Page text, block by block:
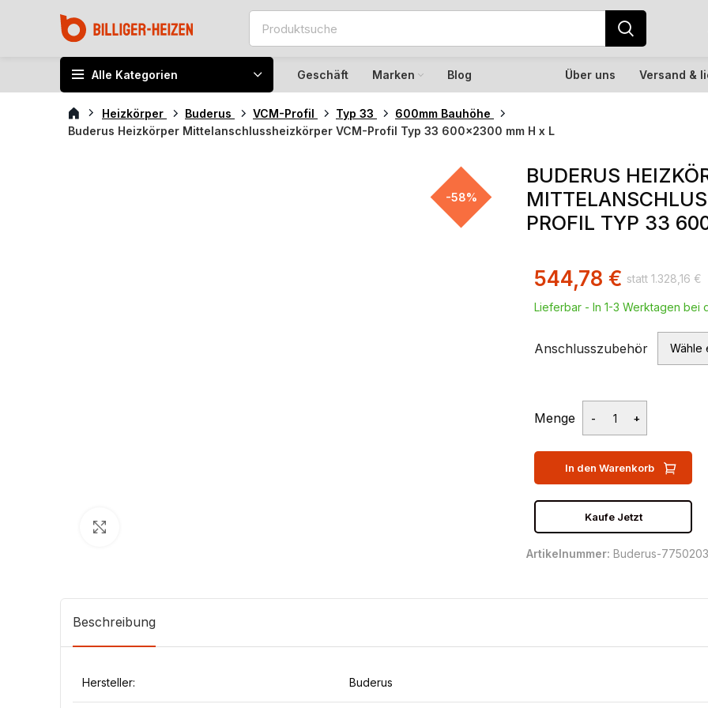
Alle Kategorien Geschäft Marken Blog Über uns Versand &
Heizkörper Buderus VCM-Profil Typ 33
600mm Bauhöhe
Buderus Heizkörper Mittelanschlussheizkörper VCM-Profil Typ 33 600×2300 mm H x L
-58%
BUDERUS
PROFIL TYP 33
1.328,16 €
544,78 €
Lieferbar - In 1-3 Werktagen bei
Anschlusszubehör
Menge
In den Warenkorb
Kaufe Jetzt
Artikelnummer: Buderus-
Beschreibung
Hersteller: Buderus